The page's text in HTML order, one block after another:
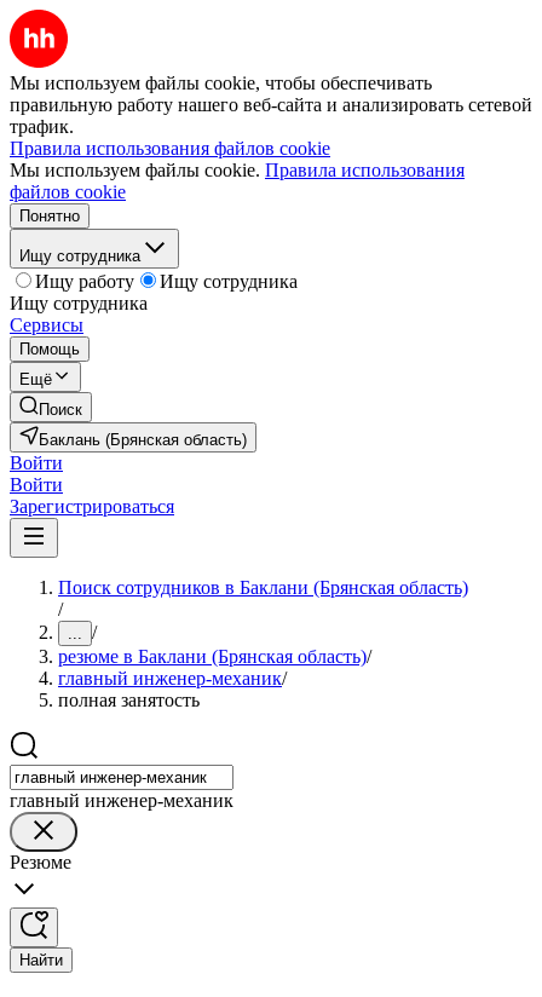
Мы используем файлы cookie, чтобы обеспечивать
правильную работу нашего веб-сайта и анализировать сетевой
трафик.
Правила использования файлов cookie
Мы используем файлы cookie. Правила использования
файлов cookie
Понятно
Ищу сотрудника
Ищу работу
Ищу сотрудника
Ищу сотрудника
Сервисы
Помощь
Ещё
Поиск
Баклань (Брянская область)
Войти
Войти
Зарегистрироваться
Поиск сотрудников в Баклани (Брянская область)
/
... /
резюме в Баклани (Брянская область)/
главный инженер-механик/
полная занятость
главный инженер-механик
Резюме
Найти